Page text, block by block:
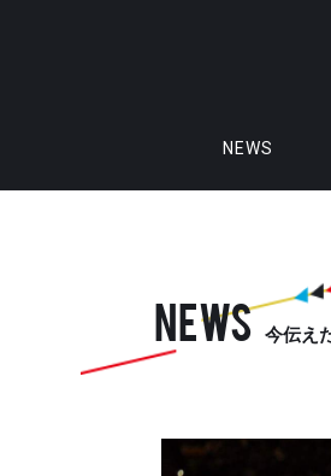
NEWS
NEWS 今伝え